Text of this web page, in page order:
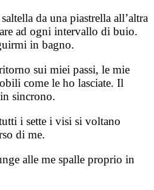
da una piastrella all’altra
ad ogni intervallo di buio.
in bagno.
sui miei passi, le mie
come le ho lasciate. Il
sincrono.
i sette i visi si voltano
di me.
alle me spalle proprio in